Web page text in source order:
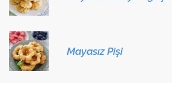
Mayasız Pişi